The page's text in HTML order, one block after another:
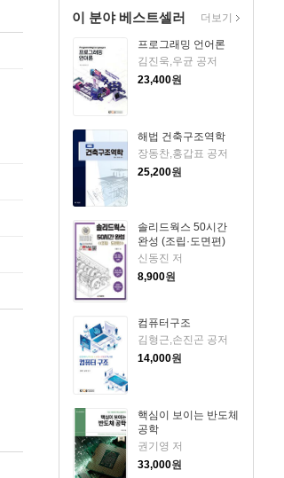
이 분야 베스트셀러
프로그래밍 언어론
김진욱,우균 공저
23,400원
해법 건축구조역학
장동찬,홍갑표 공저
25,200원
솔리드웍스 50시간
완성 (조립·도면편)
신동진 저
8,900원
컴퓨터구조
김형근,손진곤 공저
14,000원
핵심이 보이는 반도체
공학
권기영 저
33,000원
더보기